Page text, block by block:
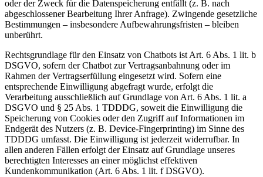
oder der Zweck für die Datenspeicherung entfällt (z. B. nach
abgeschlossener Bearbeitung Ihrer Anfrage). Zwingende gesetzliche
Bestimmungen – insbesondere Aufbewahrungsfristen – bleiben
unberührt.
Rechtsgrundlage für den Einsatz von Chatbots ist Art. 6 Abs. 1 lit. b
DSGVO, sofern der Chatbot zur Vertragsanbahnung oder im
Rahmen der Vertragserfüllung eingesetzt wird. Sofern eine
entsprechende Einwilligung abgefragt wurde, erfolgt die
Verarbeitung ausschließlich auf Grundlage von Art. 6 Abs. 1 lit. a
DSGVO und § 25 Abs. 1 TDDDG, soweit die Einwilligung die
Speicherung von Cookies oder den Zugriff auf Informationen im
Endgerät des Nutzers (z. B. Device-Fingerprinting) im Sinne des
TDDDG umfasst. Die Einwilligung ist jederzeit widerrufbar. In
allen anderen Fällen erfolgt der Einsatz auf Grundlage unseres
berechtigten Interesses an einer möglichst effektiven
Kundenkommunikation (Art. 6 Abs. 1 lit. f DSGVO).